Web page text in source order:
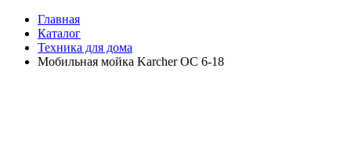
Главная
Каталог
Техника для дома
Мобильная мойка Karcher OC 6-18